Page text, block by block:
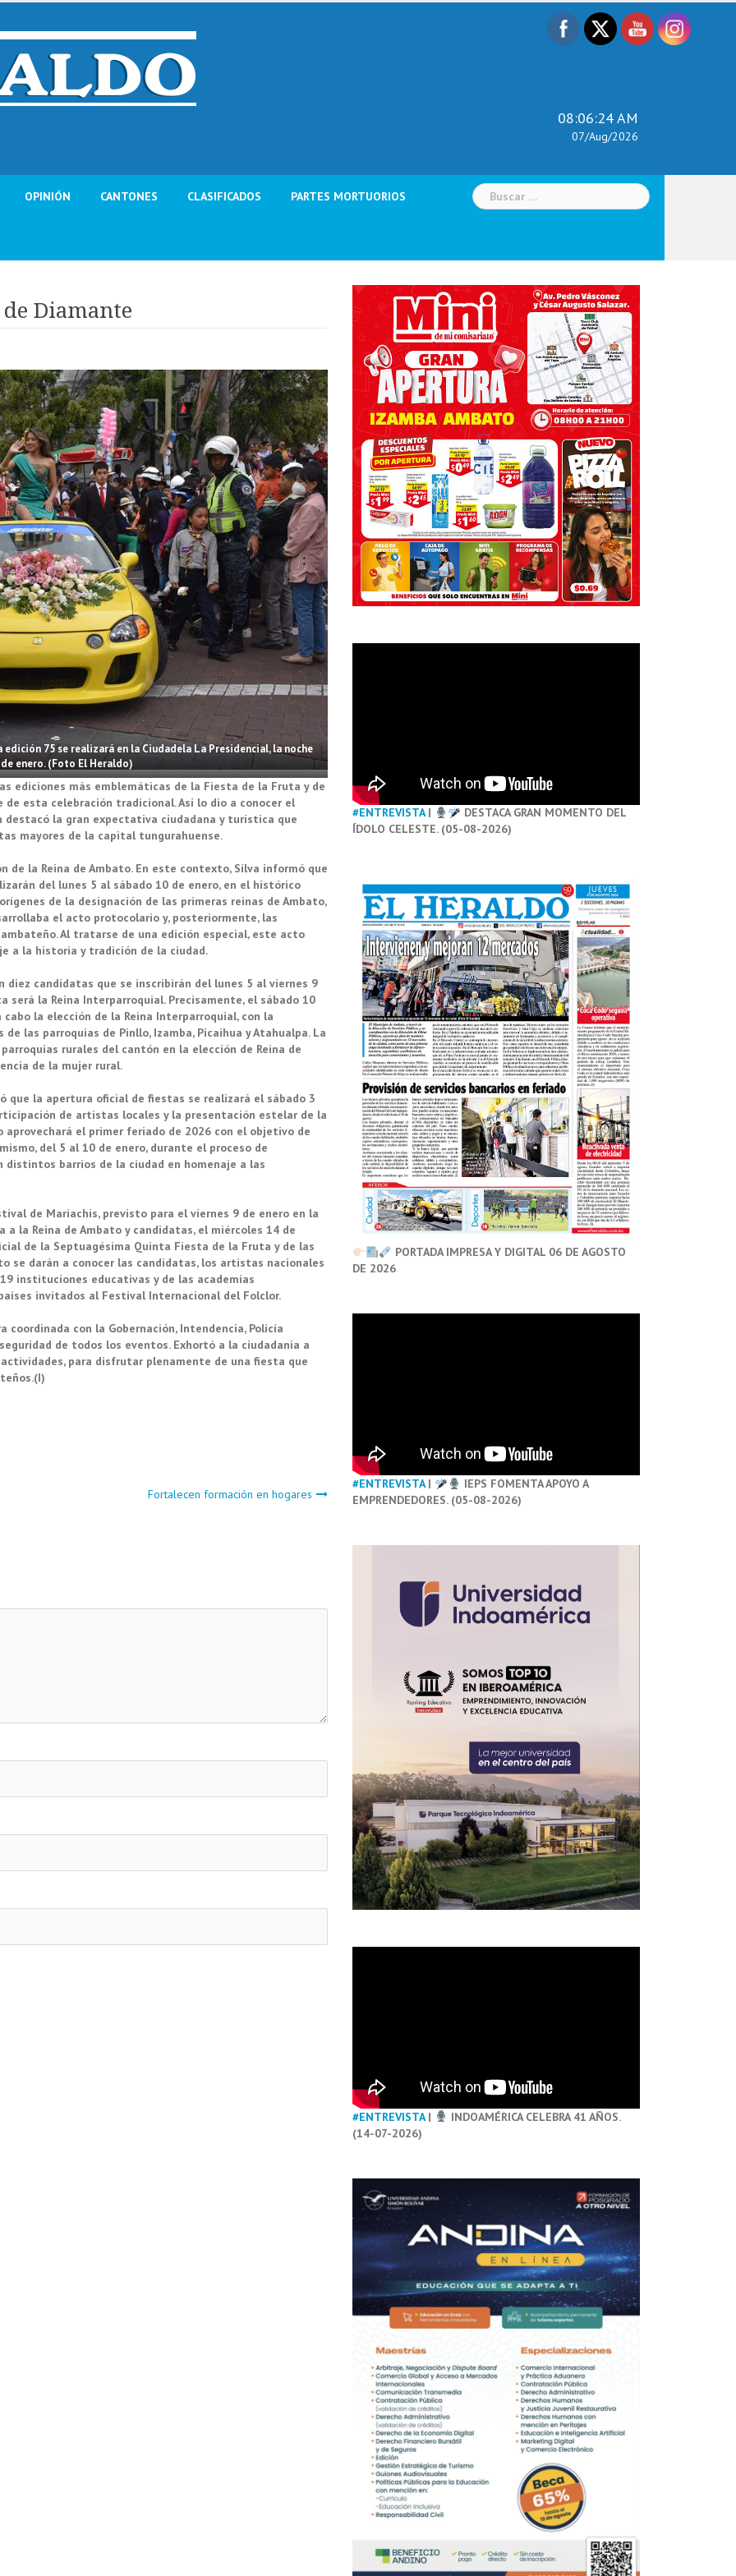
08:06:25 AM
07/Aug/2026
OPINIÓN CANTONES CLASIFICADOS PARTES MORTUORIOS Buscar:
Diamante
75 se realizará en la Ciudadela La Presidencial, la noche
enero. (Foto El Heraldo)
ediciones más emblemáticas de la Fiesta de la Fruta y de
de esta celebración tradicional. Así lo dio a conocer el
destacó la gran expectativa ciudadana y turística que
mayores de la capital tungurahuense.
la Reina de Ambato. En este contexto, Silva informó que
del lunes 5 al sábado 10 de enero, en el histórico
de la designación de las primeras reinas de Ambato,
el acto protocolario y, posteriormente, las
Al tratarse de una edición especial, este acto
a la historia y tradición de la ciudad.
diez candidatas que se inscribirán del lunes 5 al viernes 9
la Reina Interparroquial. Precisamente, el sábado 10
la elección de la Reina Interparroquial, con la
las parroquias de Pinllo, Izamba, Picaihua y Atahualpa. La
rurales del cantón en la elección de Reina de
de la mujer rural.
que la apertura oficial de fiestas se realizará el sábado 3
de artistas locales y la presentación estelar de la
el primer feriado de 2026 con el objetivo de
del 5 al 10 de enero, durante el proceso de
barrios de la ciudad en homenaje a las
de Mariachis, previsto para el viernes 9 de enero en la
la Reina de Ambato y candidatas, el miércoles 14 de
de la Septuagésima Quinta Fiesta de la Fruta y de las
se darán a conocer las candidatas, los artistas nacionales
instituciones educativas y de las academias
invitados al Festival Internacional del Folclor.
con la Gobernación, Intendencia, Policía
de todos los eventos. Exhortó a la ciudadanía a
para disfrutar plenamente de una fiesta que
Fortalecen formación en hogares
#ENTREVISTA|
DESTACA GRAN MOMENTO DEL
ÍDOLO CELESTE. (05-08-2026)
PORTADA IMPRESA Y DIGITAL 06 DE AGOSTO
DE 2026
#ENTREVISTA|
IEPS FOMENTA APOYO A
EMPRENDEDORES. (05-08-2026)
#ENTREVISTA|
INDOAMÉRICA CELEBRA 41 AÑOS.
(14-07-2026)